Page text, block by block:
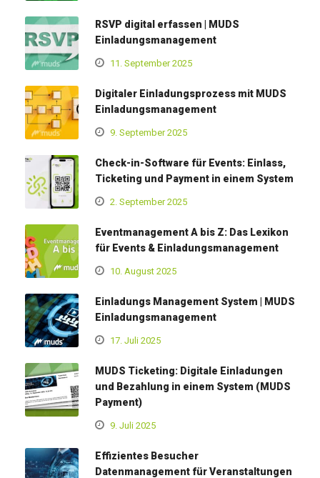
RSVP digital erfassen | MUDS
Einladungsmanagement
11. September 2025
Digitaler Einladungsprozess mit MUDS
Einladungsmanagement
9. September 2025
Check-in-Software für Events: Einlass,
Ticketing und Payment in einem System
2. September 2025
Eventmanagement A bis Z: Das Lexikon
für Events & Einladungsmanagement
10. August 2025
Einladungs Management System | MUDS
Einladungsmanagement
17. Juli 2025
MUDS Ticketing: Digitale Einladungen
und Bezahlung in einem System (MUDS
Payment)
9. Juli 2025
Effizientes Besucher
Datenmanagement für Veranstaltungen